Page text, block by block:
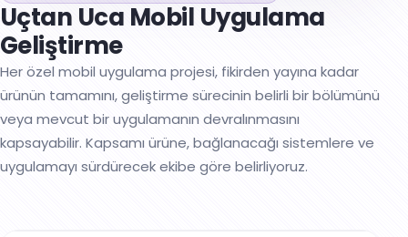
Uçtan Uca Mobil Uygulama
Geliştirme
Her özel mobil uygulama projesi, fikirden yayına kadar
ürünün tamamını, geliştirme sürecinin belirli bir bölümünü
veya mevcut bir uygulamanın devralınmasını
kapsayabilir. Kapsamı ürüne, bağlanacağı sistemlere ve
uygulamayı sürdürecek ekibe göre belirliyoruz.